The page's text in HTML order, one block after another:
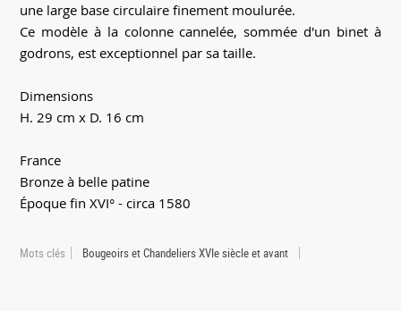
une large base circulaire finement moulurée.
Ce modèle à la colonne cannelée, sommée d'un binet à
godrons, est exceptionnel par sa taille.
Dimensions
H. 29 cm x D. 16 cm
France
Bronze à belle patine
Époque fin XVI° - circa 1580
Mots clés Bougeoirs et Chandeliers XVIe siècle et avant